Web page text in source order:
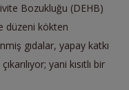
Bozukluğu (DEHB)
düzeni kökten
gıdalar, yapay katkı
yani kısıtlı bir